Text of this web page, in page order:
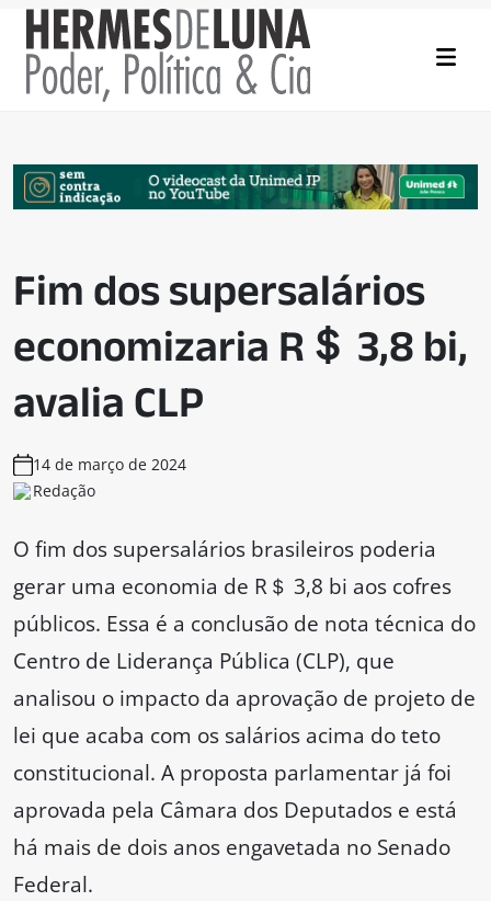
Fim dos supersalários
economizaria R＄ 3,8 bi,
avalia CLP
14 de março de 2024
Redação
O fim dos supersalários brasileiros poderia
gerar uma economia de R＄ 3,8 bi aos cofres
públicos. Essa é a conclusão de nota técnica do
Centro de Liderança Pública (CLP), que
analisou o impacto da aprovação de projeto de
lei que acaba com os salários acima do teto
constitucional. A proposta parlamentar já foi
aprovada pela Câmara dos Deputados e está
há mais de dois anos engavetada no Senado
Federal.